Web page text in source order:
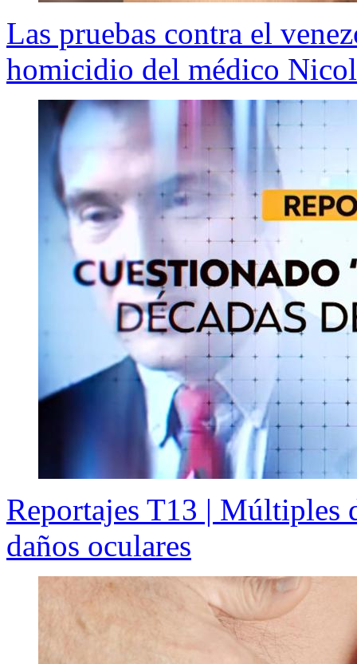
Las pruebas contra el
homicidio del médico
Reportajes T13 | Múltiples
daños oculares